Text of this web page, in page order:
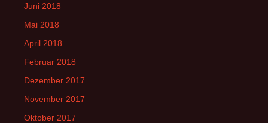
Juni 2018
Mai 2018
April 2018
Februar 2018
Dezember 2017
November 2017
Oktober 2017